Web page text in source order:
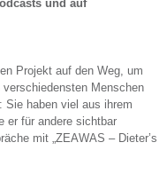
und auf
Projekt auf den Weg, um
Menschen
Sie haben viel aus ihrem
er für andere sichtbar
mit „ZEAWAS – Dieter’s